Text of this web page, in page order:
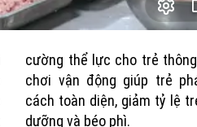
cường thể lực cho trẻ
chơi vận động giúp trẻ
cách toàn diện, giảm tỷ lệ
dưỡng và béo phì.